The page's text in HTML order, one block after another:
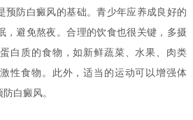
防白癜风的基础。青少年应养成良好的
，避免熬夜。合理的饮食也很关键，多摄
白质的食物，如新鲜蔬菜、水果、肉类
性食物。此外，适当的运动可以增强体
白癜风。